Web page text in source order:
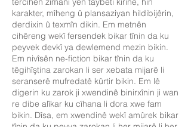
karakter, mîheng û plansaziyan hildibijêrin,
derdixin û texmîn dikin. Em metnên
cihêreng wekî fersendek bikar tînin da ku
peyvek devkî ya dewlemend mezin bikin.
Em nivîsên ne-fiction bikar tînin da ku
têgihîştina zarokan li ser xebata mijarê li
seranserê mufredatê kûrtir bikin. Em lê
digerin ku zarok ji xwendinê binirxînin ji wan
re dibe alîkar ku cîhana li dora xwe fam
bikin. Dîsa, em xwendinê wekî amûrek bikar